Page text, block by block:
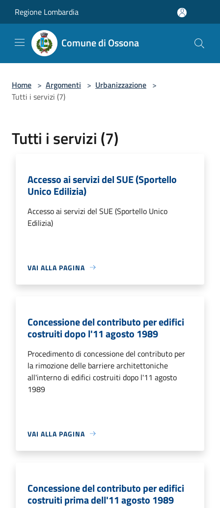
Regione Lombardia
Comune di Ossona
Home > Argomenti > Urbanizzazione >
Tutti i servizi (7)
Tutti i servizi (7)
Accesso ai servizi del SUE (Sportello
Unico Edilizia)
Accesso ai servizi del SUE (Sportello Unico
Edilizia)
VAI ALLA PAGINA
Concessione del contributo per edifici
costruiti dopo l'11 agosto 1989
Procedimento di concessione del contributo per
la rimozione delle barriere architettoniche
all'interno di edifici costruiti dopo l'11 agosto
1989
VAI ALLA PAGINA
Concessione del contributo per edifici
costruiti prima dell'11 agosto 1989